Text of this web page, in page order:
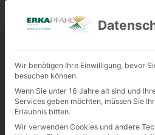
NACHGRÜNDUNG
LAURENTIUS IN
TRIER
Wir benötigen Ihre Einwilligung, bevor
besuchen können.
Wenn Sie unter 16 Jahre alt sind und
Services geben möchten, müssen Sie
Erlaubnis bitten.
Wir verwenden Cookies und andere